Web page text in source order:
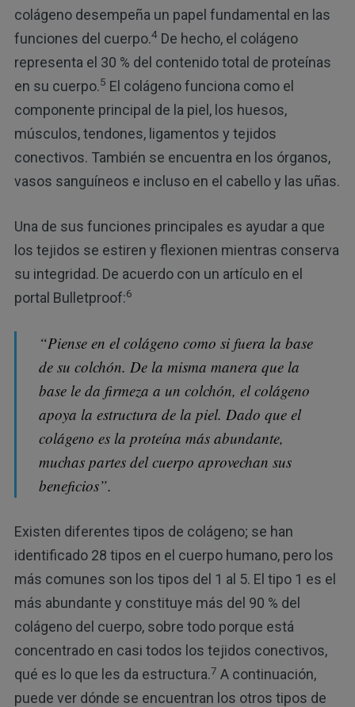
colágeno desempeña un papel fundamental en las
funciones del cuerpo.4De hecho, el colágeno
representa el 30 % del contenido total de proteínas
en su cuerpo.5 El colágeno funciona como el
componente principal de la piel, los huesos,
músculos, tendones, ligamentos y tejidos
conectivos. También se encuentra en los órganos,
vasos sanguíneos e incluso en el cabello y las uñas.
Una de sus funciones principales es ayudar a que
los tejidos se estiren y flexionen mientras conserva
su integridad. De acuerdo con un artículo en el
portal Bulletproof:6
“Piense en el colágeno como si fuera la base
de su colchón. De la misma manera que la
base le da firmeza a un colchón, el colágeno
apoya la estructura de la piel. Dado que el
colágeno es la proteína más abundante,
muchas partes del cuerpo aprovechan sus
beneficios”.
Existen diferentes tipos de colágeno; se han
identificado 28 tipos en el cuerpo humano, pero los
más comunes son los tipos del 1 al 5. El tipo 1 es el
más abundante y constituye más del 90 % del
colágeno del cuerpo, sobre todo porque está
concentrado en casi todos los tejidos conectivos,
qué es lo que les da estructura.7 A continuación,
puede ver dónde se encuentran los otros tipos de